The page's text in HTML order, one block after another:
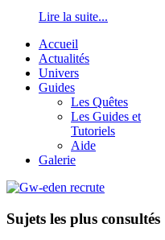
Lire la suite...
Accueil
Actualités
Univers
Guides
Les Quêtes
Les Guides et
Tutoriels
Aide
Galerie
Sujets les plus consultés